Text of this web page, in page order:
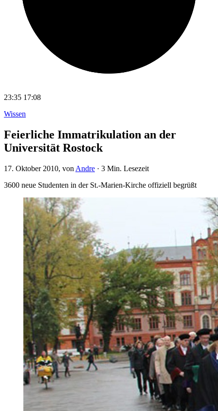
23:35 17:08
Wissen
Feierliche Immatrikulation an der
Universität Rostock
17. Oktober 2010, von Andre · 3 Min. Lesezeit
3600 neue Studenten in der St.-Marien-Kirche offiziell begrüßt